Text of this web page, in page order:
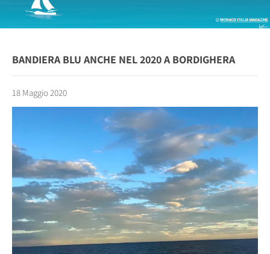
BANDIERA BLU ANCHE NEL 2020 A BORDIGHERA
18 Maggio 2020